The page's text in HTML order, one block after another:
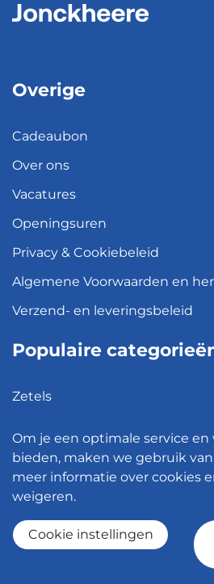
Overige
Cadeaubon
Over ons
Vacatures
Openingsuren
Privacy & Cookiebeleid
Algemene Voorwaarden en
Verzend- en leveringsbeleid
Populaire
Zetels
Hanglampen
Bureaustoelen
© 2026 - Meubelen Jonckheere
Om je een optimale service
bieden, maken we gebruik
meer informatie over cookies
weigeren.
Cookie instellingen